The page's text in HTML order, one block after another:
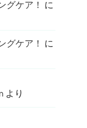
グケア！
に
グケア！
に
より